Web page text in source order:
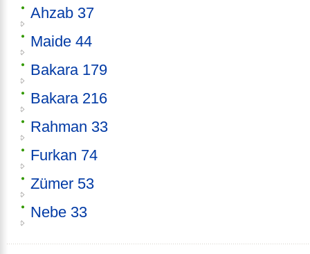
Ahzab 37
Maide 44
Bakara 179
Bakara 216
Rahman 33
Furkan 74
Zümer 53
Nebe 33